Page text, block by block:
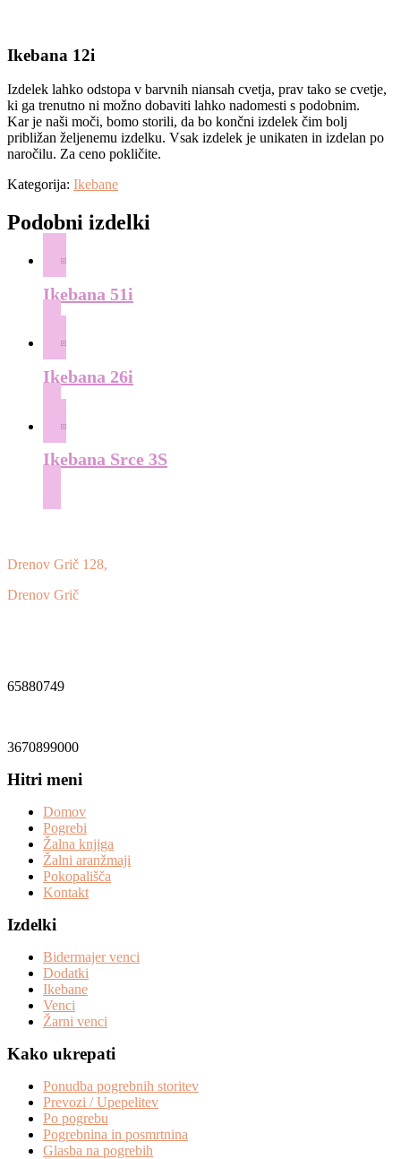
Ikebana 12i
Izdelek lahko odstopa v barvnih niansah cvetja, prav tako se cvetje,
ki ga trenutno ni možno dobaviti lahko nadomesti s podobnim.
Kar je naši moči, bomo storili, da bo končni izdelek čim bolj
približan željenemu izdelku. Vsak izdelek je unikaten in izdelan po
naročilu. Za ceno pokličite.
Kategorija: Ikebane
Podobni izdelki
Ikebana 51i
Ikebana 26i
Ikebana Srce 3S
Drenov Grič 128,
Drenov Grič
65880749
3670899000
Hitri meni
Domov
Pogrebi
Žalna knjiga
Žalni aranžmaji
Pokopališča
Kontakt
Izdelki
Bidermajer venci
Dodatki
Ikebane
Venci
Žarni venci
Kako ukrepati
Ponudba pogrebnih storitev
Prevozi / Upepelitev
Po pogrebu
Pogrebnina in posmrtnina
Glasba na pogrebih